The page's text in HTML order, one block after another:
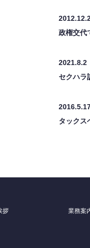
政権交代
2021.8.2
セクハラ
タックス
拶 業務案